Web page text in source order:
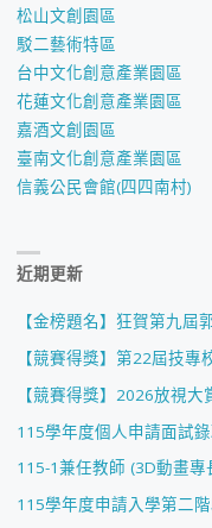
松山文創園區
駁二藝術特區
台中文化創意產業園區
花蓮文化創意產業園區
嘉酒文創園區
臺南文化創意產業園區
信義公民會館(四四南村)
近期更新
【金榜題名】狂賀第九屆
【競賽得獎】第22屆技
【競賽得獎】2026放視大
115學年度個人申請面試
115-1兼任教師 (3D動畫專
115學年度申請入學第二